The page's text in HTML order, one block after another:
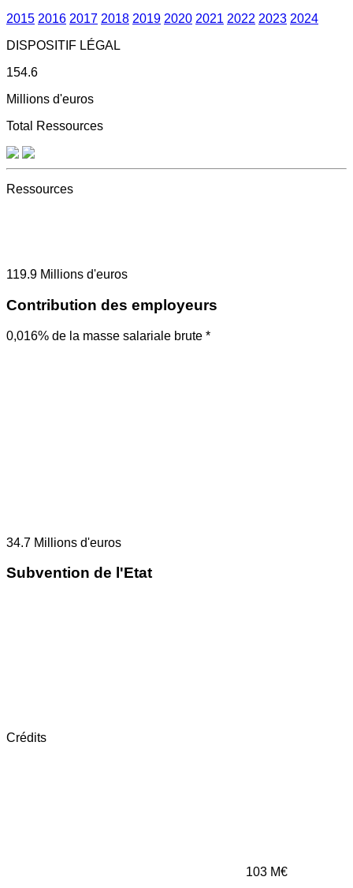
2015 2016 2017 2018 2019 2020 2021 2022 2023 2024
DISPOSITIF LÉGAL
154.6
Millions d'euros
Total Ressources
Ressources
119.9 Millions d'euros
Contribution des employeurs
0,016% de la masse salariale brute *
34.7 Millions d'euros
Subvention de l'Etat
Crédits
103 M€